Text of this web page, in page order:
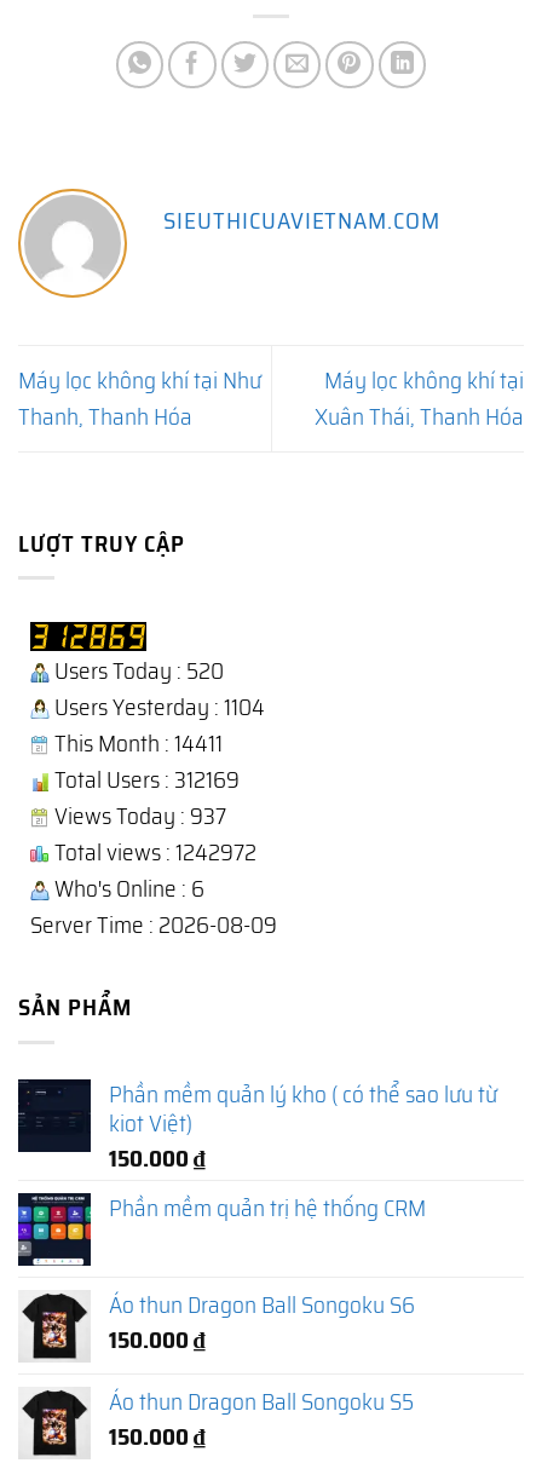
SIEUTHICUAVIETNAM.COM
Máy lọc không khí tại Như
Thanh, Thanh Hóa
Máy lọc không khí tại
Xuân Thái, Thanh Hóa
LƯỢT TRUY CẬP
Users Today : 520
Users Yesterday : 1104
This Month : 14411
Total Users : 312169
Views Today : 937
Total views : 1242972
Who's Online : 6
Server Time : 2026-08-09
SẢN PHẨM
Phần mềm quản lý kho ( có thể sao lưu từ
kiot Việt)
150.000₫
Phần mềm quản trị hệ thống CRM
Áo thun Dragon Ball Songoku S6
150.000₫
Áo thun Dragon Ball Songoku S5
150.000₫